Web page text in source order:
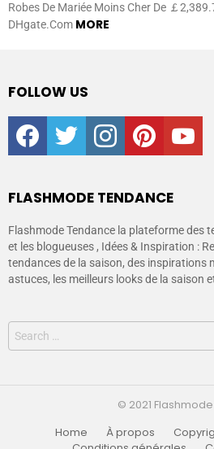
Robes De Mariée Moins Cher De ￡
DHgate.Com MORE
FOLLOW US
facebooktwitter instagrampinterest
FLASHMODE TENDANCE
Flashmode Tendance la plateforme des
et les blogueuses , Idées & Inspiration :
tendances de la saison, des inspirations
astuces, les meilleurs looks de la saison
© 2021
Home
À propos